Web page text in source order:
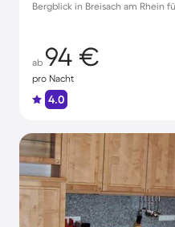
Bergblick in Breisach am Rhein
ab 94 €
pro Nacht
4.0